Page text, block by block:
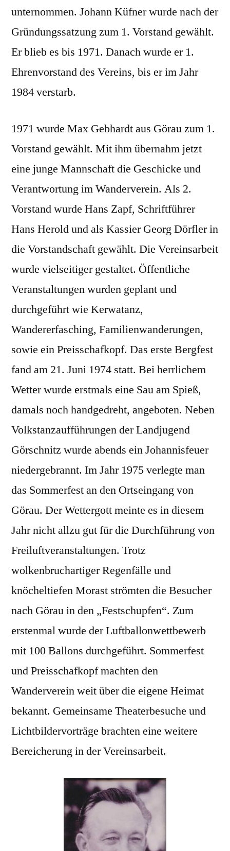
unternommen. Johann Küfner wurde nach der
Gründungssatzung zum 1. Vorstand gewählt.
Er blieb es bis 1971. Danach wurde er 1.
Ehrenvorstand des Vereins, bis er im Jahr
1984 verstarb.
1971 wurde Max Gebhardt aus Görau zum 1.
Vorstand gewählt. Mit ihm übernahm jetzt
eine junge Mannschaft die Geschicke und
Verantwortung im Wanderverein. Als 2.
Vorstand wurde Hans Zapf, Schriftführer
Hans Herold und als Kassier Georg Dörfler in
die Vorstandschaft gewählt. Die Vereinsarbeit
wurde vielseitiger gestaltet. Öffentliche
Veranstaltungen wurden geplant und
durchgeführt wie Kerwatanz,
Wandererfasching, Familienwanderungen,
sowie ein Preisschafkopf. Das erste Bergfest
fand am 21. Juni 1974 statt. Bei herrlichem
Wetter wurde erstmals eine Sau am Spieß,
damals noch handgedreht, angeboten. Neben
Volkstanzaufführungen der Landjugend
Görschnitz wurde abends ein Johannisfeuer
niedergebrannt. Im Jahr 1975 verlegte man
das Sommerfest an den Ortseingang von
Görau. Der Wettergott meinte es in diesem
Jahr nicht allzu gut für die Durchführung von
Freiluftveranstaltungen. Trotz
wolkenbruchartiger Regenfälle und
knöcheltiefen Morast strömten die Besucher
nach Görau in den „Festschupfen“. Zum
erstenmal wurde der Luftballonwettbewerb
mit 100 Ballons durchgeführt. Sommerfest
und Preisschafkopf machten den
Wanderverein weit über die eigene Heimat
bekannt. Gemeinsame Theaterbesuche und
Lichtbildervorträge brachten eine weitere
Bereicherung in der Vereinsarbeit.